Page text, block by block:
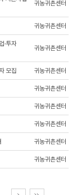
귀농귀촌센터
귀농귀촌센터
·투자
귀농귀촌센터
모집 귀농귀촌센터
귀농귀촌센터
귀농귀촌센터
귀농귀촌센터
귀농귀촌센터
귀농귀촌센터